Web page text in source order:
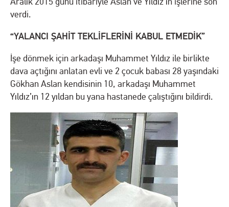
verdi.
“YALANCI ŞAHİT TEKLİFLERİNİ KABUL ETMEDİK”
İşe dönmek için arkadaşı Muhammet Yıldız ile birlikte
dava açtığını anlatan evli ve 2 çocuk babası 28 yaşındaki
Gökhan Aslan kendisinin 10, arkadaşı Muhammet
Yıldız’ın 12 yıldan bu yana hastanede çalıştığını bildirdi.